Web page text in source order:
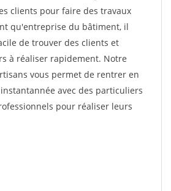
clients pour faire des travaux
qu'entreprise du bâtiment, il
de trouver des clients et
à réaliser rapidement. Notre
vous permet de rentrer en
avec des particuliers
pour réaliser leurs